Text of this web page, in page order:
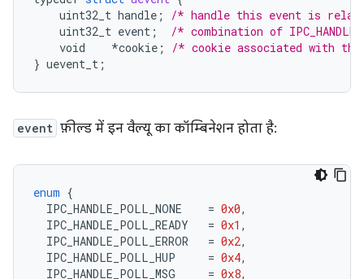
uint32_t handle ;
/* handle this event is
uint32_t event ;
/* combination of
void
*cookie ;
/* cookie associated with
} uevent_t ;
event फ़ील्ड में इन वैल्यू का कॉम्बिनेशन होता है:
enum {
IPC_HANDLE_POLL_NONE
= 0x0,
IPC_HANDLE_POLL_READY
= 0x1 ,
IPC_HANDLE_POLL_ERROR
= 0x2,
IPC_HANDLE_POLL_HUP
= 0x4,
IPC_HANDLE_POLL_MSG
= 0x8,